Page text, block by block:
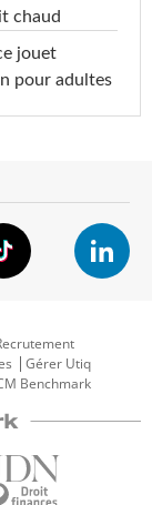
chaud
jouet
pour adultes
Gérer Utiq
Benchmark